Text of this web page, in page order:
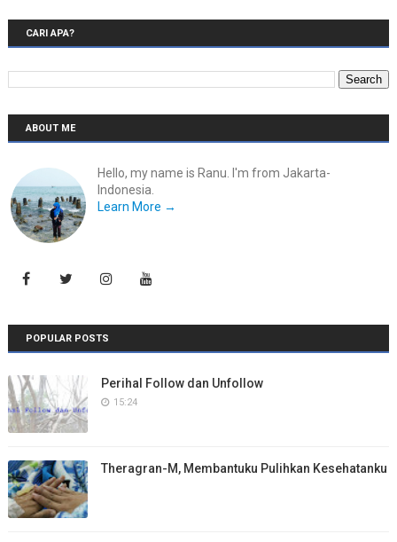
CARI APA?
ABOUT ME
Hello, my name is Ranu. I'm from Jakarta-
Indonesia.
Learn More →
POPULAR POSTS
Perihal Follow dan Unfollow
15:24
Theragran-M, Membantuku Pulihkan Kesehatanku